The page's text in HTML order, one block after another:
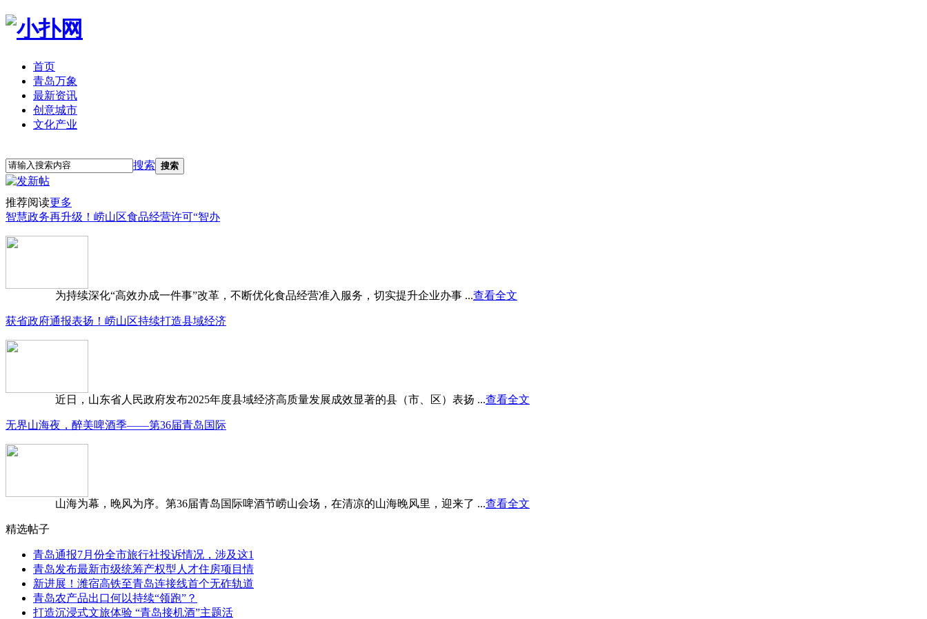
首页
青岛万象
最新资讯
创意城市
文化产业
搜索 搜索
推荐阅读更多
智慧政务再升级！崂山区食品经营许可“智办
为持续深化“高效办成一件事”改革，不断优化食品经营准入服务，切实提升企业办事 ...查看全文
获省政府通报表扬！崂山区持续打造县域经济
近日，山东省人民政府发布2025年度县域经济高质量发展成效显著的县（市、区）表扬 ...查看全文
无界山海夜，醉美啤酒季——第36届青岛国际
山海为幕，晚风为序。第36届青岛国际啤酒节崂山会场，在清凉的山海晚风里，迎来了 ...查看全文
精选帖子
青岛通报7月份全市旅行社投诉情况，涉及这1
青岛发布最新市级统筹产权型人才住房项目情
新进展！潍宿高铁至青岛连接线首个无砟轨道
青岛农产品出口何以持续“领跑”？
打造沉浸式文旅体验 “青岛接机酒”主题活